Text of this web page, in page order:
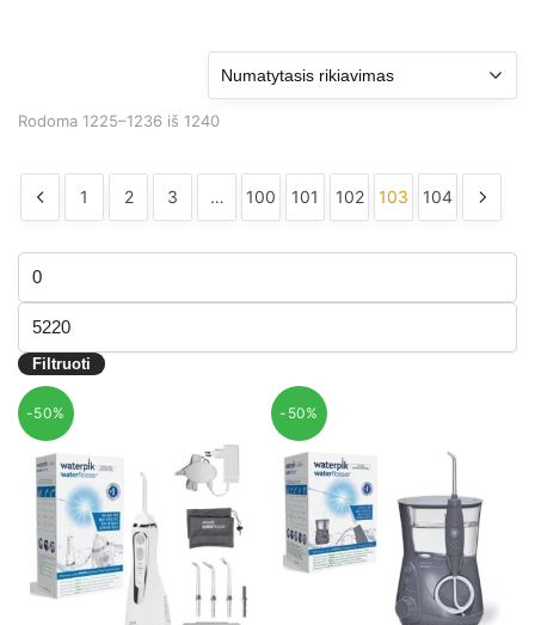
Rodoma 1225–1236 iš 1240
Filtruoti
pagal
kainą
Min
kaina
Maks
kaina
Filtruoti
1 2 3 … 100 101 102 103 104
-50% -50%